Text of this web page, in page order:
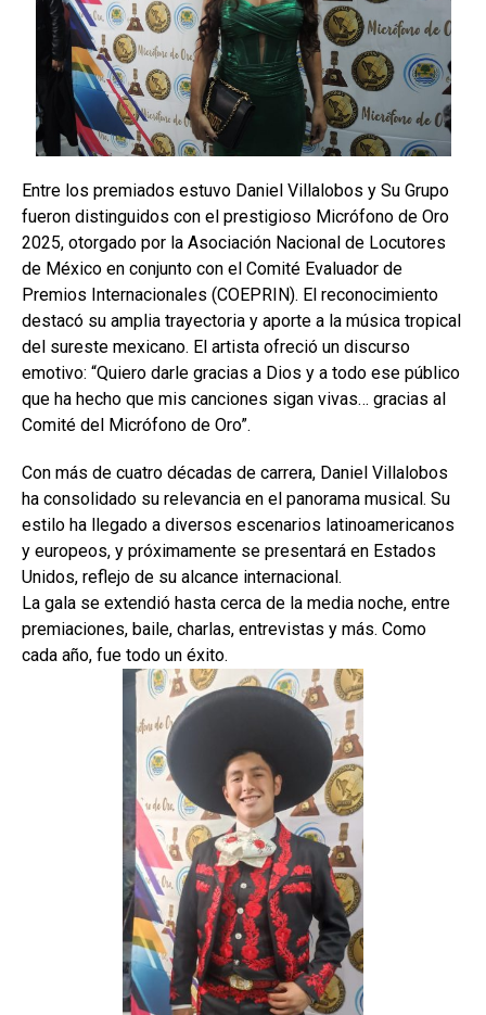
Entre los premiados estuvo Daniel Villalobos y Su Grupo
fueron distinguidos con el prestigioso Micrófono de Oro
2025, otorgado por la Asociación Nacional de Locutores
de México en conjunto con el Comité Evaluador de
Premios Internacionales (COEPRIN). El reconocimiento
destacó su amplia trayectoria y aporte a la música tropical
del sureste mexicano. El artista ofreció un discurso
emotivo: “Quiero darle gracias a Dios y a todo ese público
que ha hecho que mis canciones sigan vivas… gracias al
Comité del Micrófono de Oro”.
Con más de cuatro décadas de carrera, Daniel Villalobos
ha consolidado su relevancia en el panorama musical. Su
estilo ha llegado a diversos escenarios latinoamericanos
y europeos, y próximamente se presentará en Estados
Unidos, reflejo de su alcance internacional.
La gala se extendió hasta cerca de la media noche, entre
premiaciones, baile, charlas, entrevistas y más. Como
cada año, fue todo un éxito.